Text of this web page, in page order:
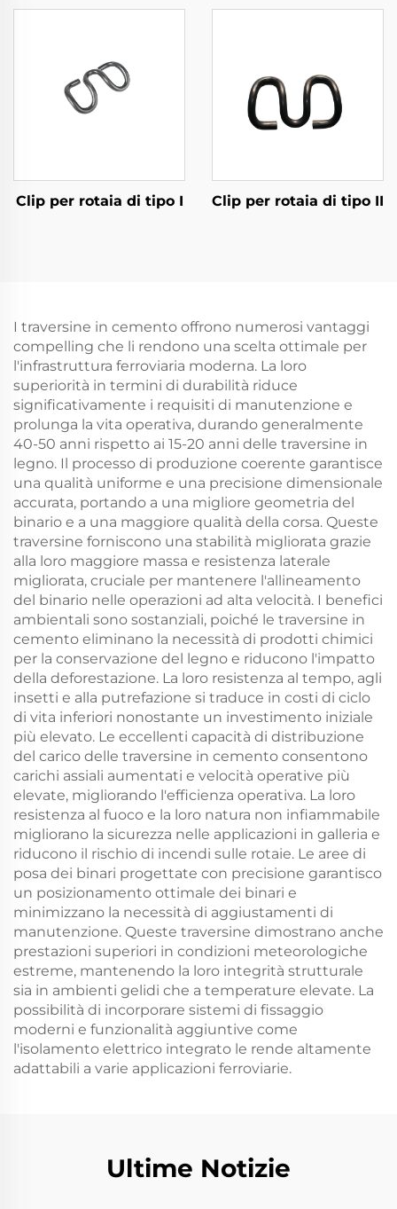
Clip per rotaia di tipo I Clip per rotaia di tipo II
I traversine in cemento offrono numerosi vantaggi
compelling che li rendono una scelta ottimale per
l'infrastruttura ferroviaria moderna. La loro
superiorità in termini di durabilità riduce
significativamente i requisiti di manutenzione e
prolunga la vita operativa, durando generalmente
40-50 anni rispetto ai 15-20 anni delle traversine in
legno. Il processo di produzione coerente garantisce
una qualità uniforme e una precisione dimensionale
accurata, portando a una migliore geometria del
binario e a una maggiore qualità della corsa. Queste
traversine forniscono una stabilità migliorata grazie
alla loro maggiore massa e resistenza laterale
migliorata, cruciale per mantenere l'allineamento
del binario nelle operazioni ad alta velocità. I benefici
ambientali sono sostanziali, poiché le traversine in
cemento eliminano la necessità di prodotti chimici
per la conservazione del legno e riducono l'impatto
della deforestazione. La loro resistenza al tempo, agli
insetti e alla putrefazione si traduce in costi di ciclo
di vita inferiori nonostante un investimento iniziale
più elevato. Le eccellenti capacità di distribuzione
del carico delle traversine in cemento consentono
carichi assiali aumentati e velocità operative più
elevate, migliorando l'efficienza operativa. La loro
resistenza al fuoco e la loro natura non infiammabile
migliorano la sicurezza nelle applicazioni in galleria e
riducono il rischio di incendi sulle rotaie. Le aree di
posa dei binari progettate con precisione garantisco
un posizionamento ottimale dei binari e
minimizzano la necessità di aggiustamenti di
manutenzione. Queste traversine dimostrano anche
prestazioni superiori in condizioni meteorologiche
estreme, mantenendo la loro integrità strutturale
sia in ambienti gelidi che a temperature elevate. La
possibilità di incorporare sistemi di fissaggio
moderni e funzionalità aggiuntive come
l'isolamento elettrico integrato le rende altamente
adattabili a varie applicazioni ferroviarie.
Ultime Notizie